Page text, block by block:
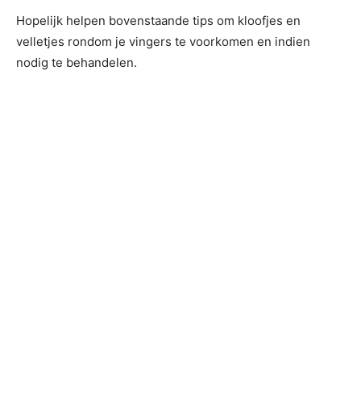
Hopelijk helpen bovenstaande tips om kloofjes en
velletjes rondom je vingers te voorkomen en indien
nodig te behandelen.